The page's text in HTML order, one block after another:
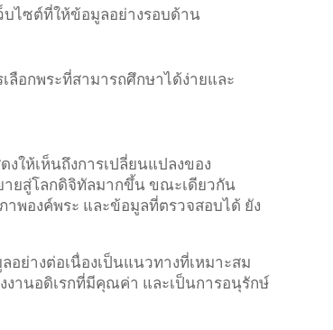
บไซต์ที่ให้ข้อมูลอย่างรอบด้าน
ลือกพระที่สามารถศึกษาได้ง่ายและ
ให้เห็นถึงการเปลี่ยนแปลงของ
ยสู่โลกดิจิทัลมากขึ้น ขณะเดียวกัน
พองค์พระ และข้อมูลที่ตรวจสอบได้ ยัง
ย่างต่อเนื่องเป็นแนวทางที่เหมาะสม
งานอดิเรกที่มีคุณค่า และเป็นการอนุรักษ์